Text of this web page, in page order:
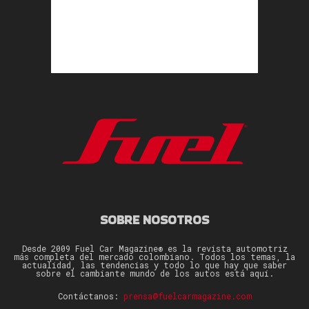
SOBRE NOSOTROS
Desde 2009 Fuel Car Magazine® es la revista automotriz
más completa del mercado colombiano. Todos los temas, la
actualidad, las tendencias y todo lo que hay que saber
sobre el cambiante mundo de los autos está aquí.
Contáctanos: prensa@fuelcarmagazine.com